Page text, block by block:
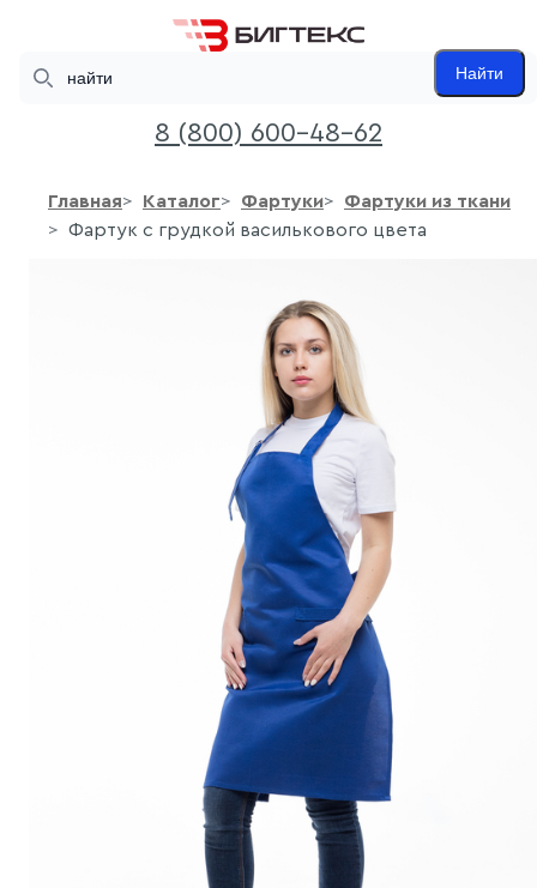
Найти
8 (800) 600-48-62
Главная Каталог Фартуки
Фартуки из ткани
Фартук с грудкой василькового цвета